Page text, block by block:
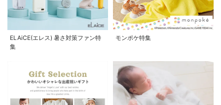
ELAiCE(エレス) 暑さ対策ファン特
集
モンポケ特集